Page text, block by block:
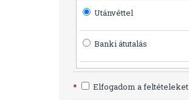
Utánvéttel
Banki átutalás
* Elfogadom a feltételeket